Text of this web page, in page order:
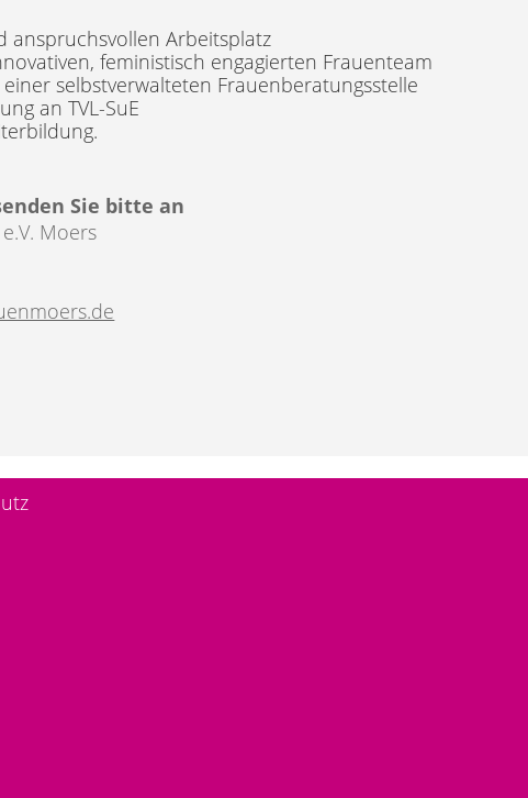
anspruchsvollen Arbeitsplatz
feministisch engagierten Frauenteam
selbstverwalteten Frauenberatungsstelle
an TVL-SuE
Sie bitte an
Moers